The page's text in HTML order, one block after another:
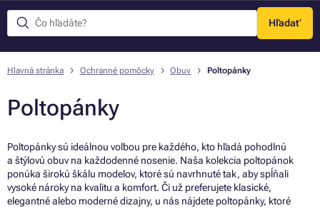
Hľadať
Menu
Hlavná stránka Ochranné pomôcky Obuv Poltopánky
Poltopánky
Poltopánky sú ideálnou voľbou pre každého, kto hľadá pohodlnú
a štýlovú obuv na každodenné nosenie. Naša kolekcia poltopánok
ponúka širokú škálu modelov, ktoré sú navrhnuté tak, aby spĺňali
vysoké nároky na kvalitu a komfort. Či už preferujete klasické,
elegantné alebo moderné dizajny, u nás nájdete poltopánky, ktoré